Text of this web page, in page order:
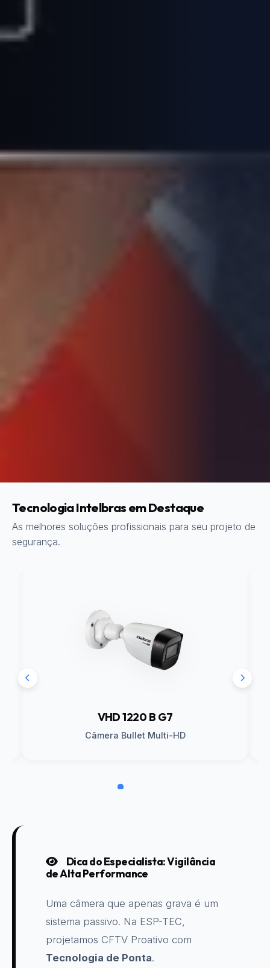
Tecnologia Intelbras em Destaque
As melhores soluções profissionais para seu projeto de
segurança.
VHD 1220 B G7
Câmera Bullet Multi-HD
Dica do Especialista: Vigilância
de Alta Performance
Uma câmera que apenas grava é um
sistema passivo. Na ESP-TEC,
projetamos CFTV Proativo com
Tecnologia de Ponta.